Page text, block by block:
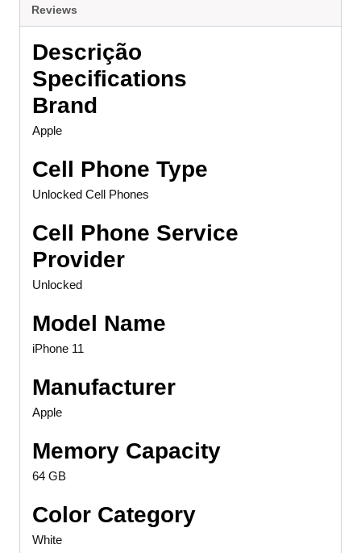
Reviews
Descrição
Specifications
Brand
Apple
Cell Phone Type
Unlocked Cell Phones
Cell Phone Service
Provider
Unlocked
Model Name
iPhone 11
Manufacturer
Apple
Memory Capacity
64 GB
Color Category
White